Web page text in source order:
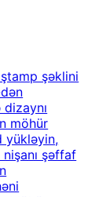
şəklini
möhür
yükləyin,
şəffaf